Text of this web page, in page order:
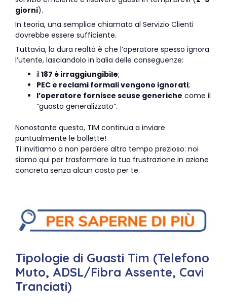
giorni).
In teoria, una semplice chiamata al Servizio Clienti
dovrebbe essere sufficiente.
Tuttavia, la dura realtà è che l’operatore spesso ignora
l’utente, lasciandolo in balia delle conseguenze:
il 187 è irraggiungibile;
PEC e reclami formali vengono ignorati;
l’operatore fornisce scuse generiche come il
“guasto generalizzato”.
Nonostante questo, TIM continua a inviare
puntualmente le bollette!
Ti invitiamo a non perdere altro tempo prezioso: noi
siamo qui per trasformare la tua frustrazione in azione
concreta senza alcun costo per te.
Tipologie di Guasti Tim (Telefono
Muto, ADSL/Fibra Assente, Cavi
Tranciati)